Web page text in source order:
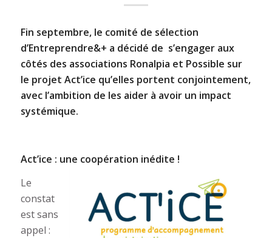
Fin septembre, le comité de sélection
d’Entreprendre&+ a décidé de s’engager aux
côtés des associations Ronalpia et Possible sur
le projet Act’ice qu’elles portent conjointement,
avec l’ambition de les aider à avoir un impact
systémique.
Act’ice : une coopération inédite !
Le
constat
est sans
appel :